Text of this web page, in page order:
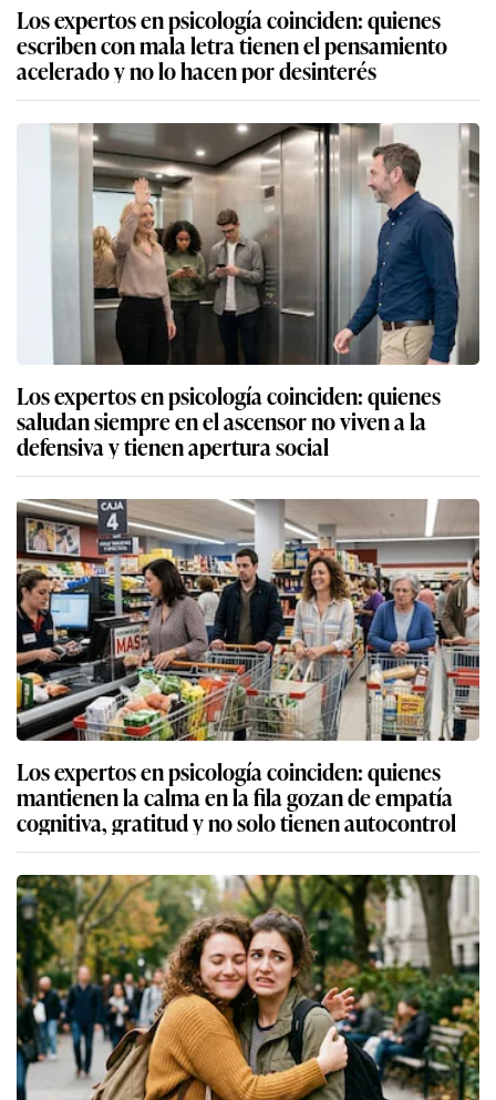
Los expertos en psicología coinciden: quienes
escriben con mala letra tienen el pensamiento
acelerado y no lo hacen por desinterés
Los expertos en psicología coinciden: quienes
saludan siempre en el ascensor no viven a la
defensiva y tienen apertura social
Los expertos en psicología coinciden: quienes
mantienen la calma en la fila gozan de empatía
cognitiva, gratitud y no solo tienen autocontrol